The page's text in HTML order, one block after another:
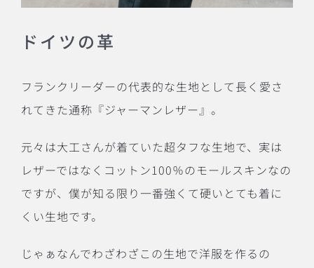
ドイツの革
フランクリーダーの代表的な生地として長く愛さ
れてきた通称『ジャーマンレザー』。
元々は大工さんが着ていた超タフな生地で、実は
レザーではなくコットン100％のモールスキンなの
ですが、僕が知る限り一番強くて硬いとても着に
くい生地です。
じゃぁなんでわざわざこの生地で洋服を作るの